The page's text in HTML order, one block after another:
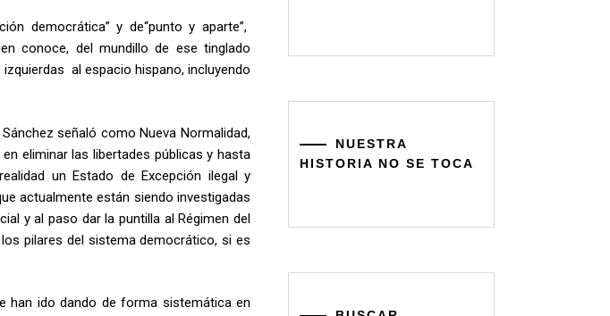
democrática” y de“punto y aparte”,
conoce, del mundillo de ese tinglado
al espacio hispano, incluyendo
señaló como Nueva Normalidad,
eliminar las libertades públicas y hasta
un Estado de Excepción ilegal y
actualmente están siendo investigadas
y al paso dar la puntilla al Régimen del
pilares del sistema democrático, si es
han ido dando de forma sistemática en
NUESTRA
HISTORIA NO SE TOCA